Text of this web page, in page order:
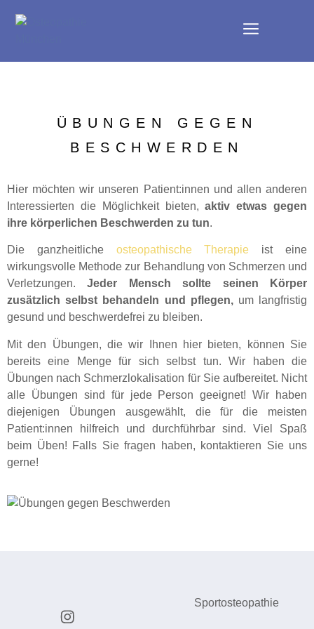
ÜBUNGEN GEGEN
BESCHWERDEN
Hier möchten wir unseren Patient:innen und allen anderen
Interessierten die Möglichkeit bieten,aktiv etwas gegen
ihre körperlichen Beschwerden zu tun.
Die ganzheitliche osteopathische Therapie ist eine
wirkungsvolle Methode zur Behandlung von Schmerzen und
Verletzungen.Jeder Mensch sollte seinen Körper
zusätzlich selbst behandeln und pflegen,um langfristig
gesund und beschwerdefrei zu bleiben.
Mit den Übungen, die wir Ihnen hier bieten, können Sie
bereits eine Menge für sich selbst tun. Wir haben die
Übungen nach Schmerzlokalisation für Sie aufbereitet. Nicht
alle Übungen sind für jede Person geeignet! Wir haben
diejenigen Übungen ausgewählt, die für die meisten
Patient:innen hilfreich und durchführbar sind. Viel Spaß
beim Üben! Falls Sie fragen haben, kontaktieren Sie uns
gerne!
Sportosteopathie